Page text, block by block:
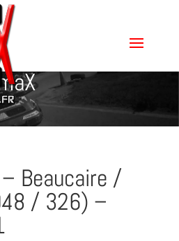
Beaucaire /
/ 326) –